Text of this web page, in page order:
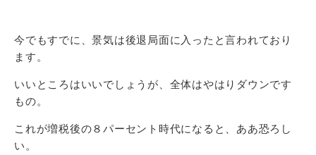
今でもすでに、景気は後退局面に入ったと言われており
ます。
いいところはいいでしょうが、全体はやはりダウンです
もの。
これが増税後の８パーセント時代になると、ああ恐ろし
い。